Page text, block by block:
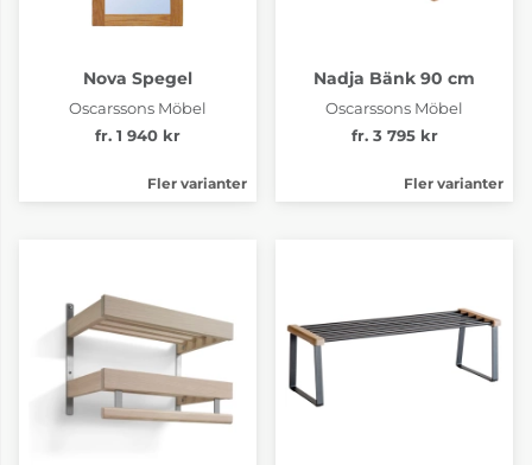
Nova Spegel
Oscarssons Möbel
fr. 1 940 kr
Fler varianter
Nadja Bänk 90 cm
Oscarssons Möbel
fr. 3 795 kr
Fler varianter